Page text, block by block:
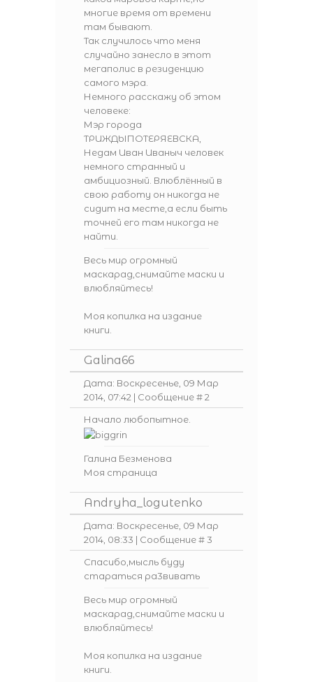
многие время от времени
там бывают.
Так случилось что меня
случайно занесло в этот
мегаполис в резиденцию
самого мэра.
Немного расскажу об этом
человеке:
Мэр города
ТРИЖДЫПОТЕРЯЕВСКА,
Недам Иван Иваныч человек
немного странный и
амбициозный. Влюблённый в
свою работу он никогда не
сидит на месте,а если быть
точней его там никогда не
найти.
Весь мир огромный
маскарад,снимайте маски и
влюбляйтесь!
Моя копилка на издание
книги.
Galina66
Дата: Воскресенье, 09 Мар
2014, 07:42 | Сообщение #2
Начало любопытное.
Галина Безменова
Моя страница
Andryha_logutenko
Дата: Воскресенье, 09 Мар
2014, 08:33 | Сообщение #3
Спасибо,мысль буду
стараться ра3вивать
Весь мир огромный
маскарад,снимайте маски и
влюбляйтесь!
Моя копилка на издание
книги.